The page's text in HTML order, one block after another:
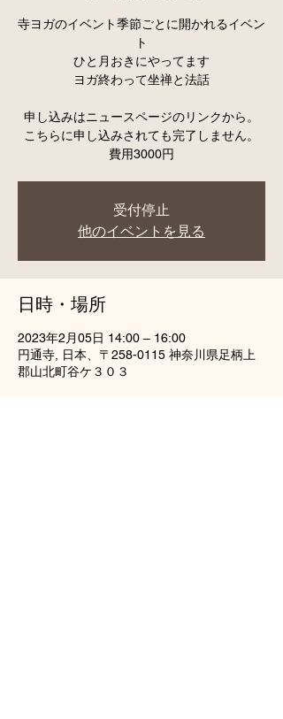
寺ヨガのイベント季節ごとに開かれるイベン
ト
ひと月おきにやってます
ヨガ終わって坐禅と法話
申し込みはニュースページのリンクから。
こちらに申し込みされても完了しません。
受付停止
他のイベントを見る
日時・場所
2023年2月05日 14:00 – 16:00
円通寺, 日本、〒258-0115 神奈川県足柄上
郡山北町谷ケ３０３